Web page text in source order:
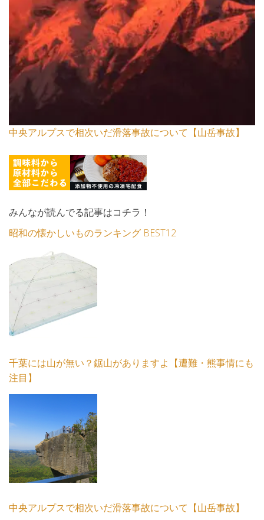
中央アルプスで相次いだ滑落事故について【山岳事故】
みんなが読んでる記事はコチラ！
昭和の懐かしいものランキング BEST12
千葉には山が無い？鋸山がありますよ【遭難・熊事情にも
注目】
中央アルプスで相次いだ滑落事故について【山岳事故】